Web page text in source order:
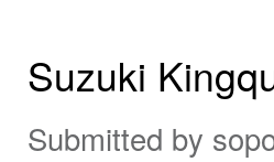
Suzuki
Submitted by